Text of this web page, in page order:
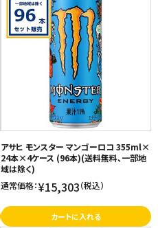
アサヒ モンスター マンゴーロコ 355ml×
24本×4ケース (96本)(送料無料、一部地
域は除く)
通常価格：¥15,303（税込）
カートに入れる